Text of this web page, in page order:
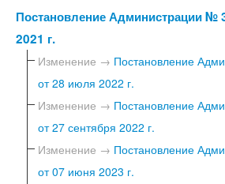
Постановление Администрации №
2021 г.
Изменение → Постановление
от 28 июля 2022 г.
Изменение → Постановление
от 27 сентября 2022 г.
Изменение → Постановление
от 07 июня 2023 г.